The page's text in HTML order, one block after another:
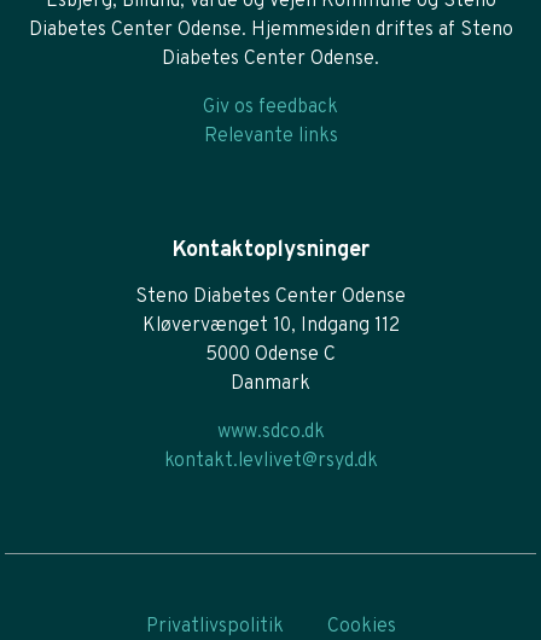
Diabetes Center Odense. Hjemmesiden driftes af Steno
Diabetes Center Odense.
Giv os feedback
Relevante links
Kontaktoplysninger
Steno Diabetes Center Odense
Kløvervænget 10, Indgang 112
5000 Odense C
Danmark
www.sdco.dk
kontakt.levlivet@rsyd.dk
Privatlivspolitik Cookies